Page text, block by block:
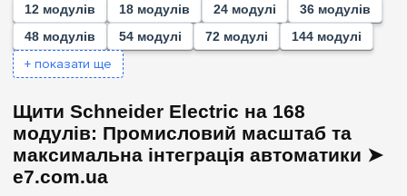
12 модулів 18 модулів 24 модулі
36 модулів
48 модулів
54 модулі 72 модулі 144 модулі
+ показати ще
Щити Schneider Electric на 168
модулів: Промисловий масштаб та
максимальна інтеграція автоматики ➤
e7.com.ua